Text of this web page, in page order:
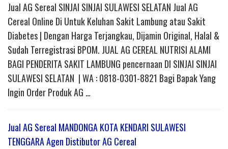
Jual AG Sereal SINJAI SINJAI SULAWESI SELATAN Jual AG
Cereal Online Di Untuk Keluhan Sakit Lambung atau Sakit
Diabetes | Dengan Harga Terjangkau, Dijamin Original, Halal &
Sudah Terregistrasi BPOM. JUAL AG CEREAL NUTRISI ALAMI
BAGI PENDERITA SAKIT LAMBUNG pencernaan DI SINJAI SINJAI
SULAWESI SELATAN | WA : 0818-0301-8821 Bagi Bapak Yang
Ingin Order Produk AG …
Jual AG Sereal MANDONGA KOTA KENDARI SULAWESI
TENGGARA Agen Distibutor AG Cereal